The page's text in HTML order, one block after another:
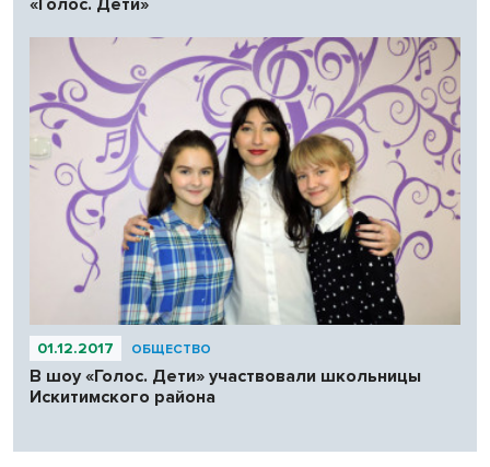
01.12.2017 ОБЩЕСТВО
В шоу «Голос. Дети» участвовали школьницы
Искитимского района